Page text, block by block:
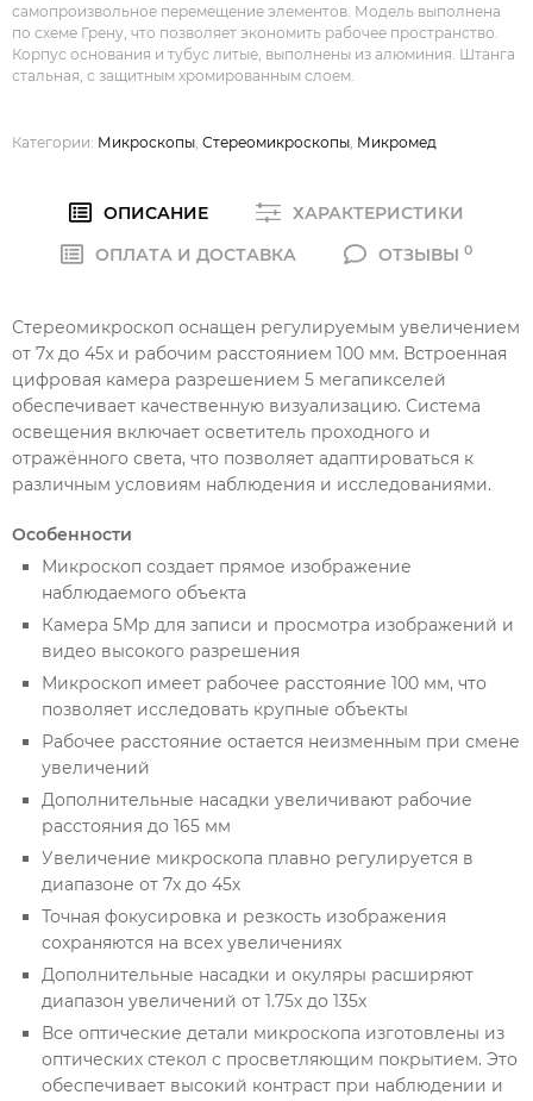
самопроизвольное перемещение элементов. Модель выполнена
по схеме Грену, что позволяет экономить рабочее пространство.
Корпус основания и тубус литые, выполнены из алюминия. Штанга
стальная, с защитным хромированным слоем.
Категории: Микроскопы Стереомикроскопы Микромед
ОПИСАНИЕ
ХАРАКТЕРИСТИКИ
ОПЛАТА И ДОСТАВКА
ОТЗЫВЫ 0
Стереомикроскоп оснащен регулируемым увеличением
от 7x до 45x и рабочим расстоянием 100 мм. Встроенная
цифровая камера разрешением 5 мегапикселей
обеспечивает качественную визуализацию. Система
освещения включает осветитель проходного и
отражённого света, что позволяет адаптироваться к
различным условиям наблюдения и исследованиями.
Особенности
Микроскоп создает прямое изображение
наблюдаемого объекта
Камера 5Мр для записи и просмотра изображений и
видео высокого разрешения
Микроскоп имеет рабочее расстояние 100 мм, что
позволяет исследовать крупные объекты
Рабочее расстояние остается неизменным при смене
увеличений
Дополнительные насадки увеличивают рабочие
расстояния до 165 мм
Увеличение микроскопа плавно регулируется в
диапазоне от 7х до 45х
Точная фокусировка и резкость изображения
сохраняются на всех увеличениях
Дополнительные насадки и окуляры расширяют
диапазон увеличений от 1.75х до 135х
Все оптические детали микроскопа изготовлены из
оптических стекол с просветляющим покрытием. Это
обеспечивает высокий контраст при наблюдении и